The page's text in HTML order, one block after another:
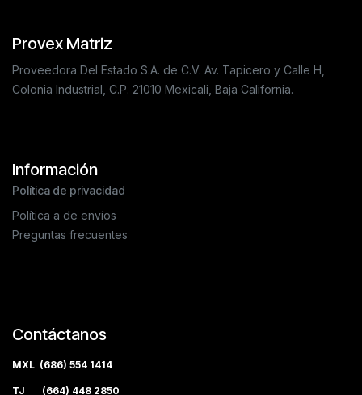
Provex Matriz
Proveedora Del Estado S.A. de C.V. Av. Tapicero y Calle H,
Colonia Industrial, C.P. 21010 Mexicali, Baja California.
Información
Política de privacidad
Política a de envíos
Preguntas frecuentes
Contáctanos
MXL (686) 554 1414
TJ (664) 448 2850